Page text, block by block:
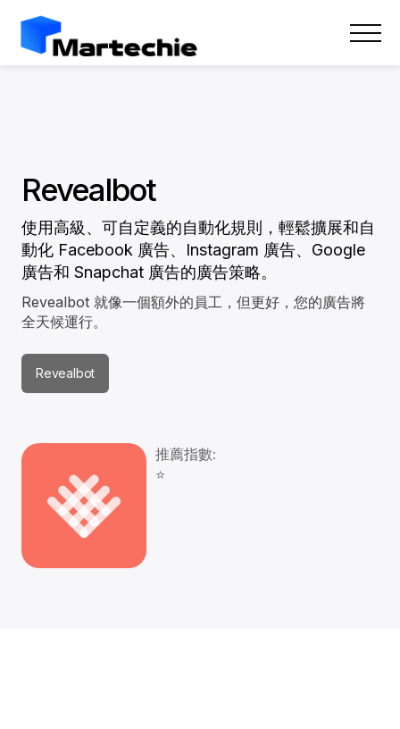
Revealbot
使用高級、可自定義的自動化規則，輕鬆擴展和自
動化 Facebook 廣告、Instagram 廣告、Google
廣告和 Snapchat 廣告的廣告策略。
Revealbot 就像一個額外的員工，但更好，您的廣告將
全天候運行。
Revealbot
推薦指數:
⭐